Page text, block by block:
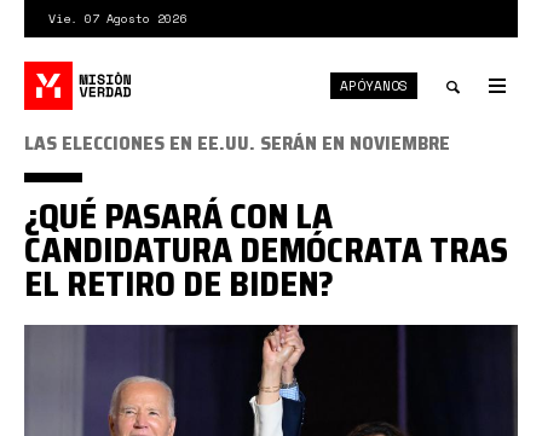
contenido
principal
Vie. 07 Agosto 2026
APÓYANOS
harris.jpg
LAS ELECCIONES EN EE.UU. SERÁN EN NOVIEMBRE
¿QUÉ PASARÁ CON LA
CANDIDATURA DEMÓCRATA TRAS
EL RETIRO DE BIDEN?